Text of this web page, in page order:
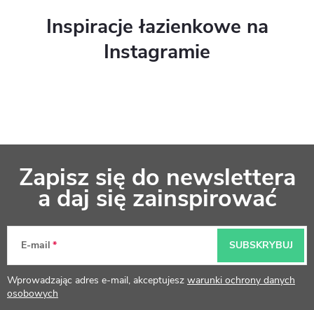
Inspiracje łazienkowe na
Instagramie
k
a
Zapisz się do newslettera
a daj się zainspirować
E-mail
Wprowadzając adres e-mail, akceptujesz warunki ochrony danych
osobowych
SUBSKRYBUJ